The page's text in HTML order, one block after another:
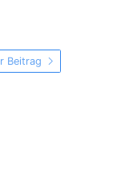
Beitrag